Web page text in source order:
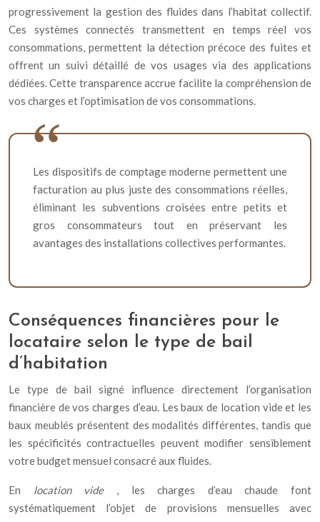
progressivement la gestion des fluides dans l’habitat collectif.
Ces systèmes connectés transmettent en temps réel vos
consommations, permettent la détection précoce des fuites et
offrent un suivi détaillé de vos usages via des applications
dédiées. Cette transparence accrue facilite la compréhension de
vos charges et l’optimisation de vos consommations.
Les dispositifs de comptage moderne permettent une
facturation au plus juste des consommations réelles,
éliminant les subventions croisées entre petits et
gros consommateurs tout en préservant les
avantages des installations collectives performantes.
Conséquences financières pour le
locataire selon le type de bail
d’habitation
Le type de bail signé influence directement l’organisation
financière de vos charges d’eau. Les baux de location vide et les
baux meublés présentent des modalités différentes, tandis que
les spécificités contractuelles peuvent modifier sensiblement
votre budget mensuel consacré aux fluides.
En location vide , les charges d’eau chaude font
systématiquement l’objet de provisions mensuelles avec